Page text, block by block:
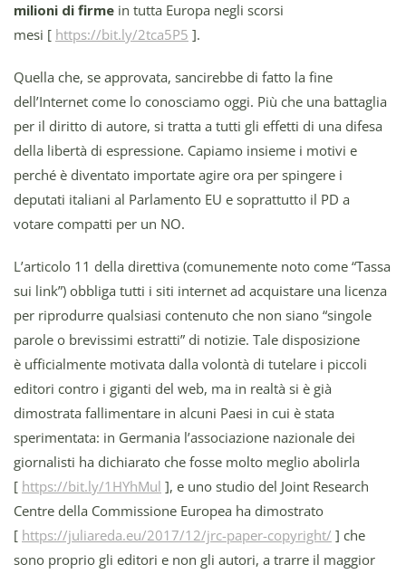
milioni di firme in tutta Europa negli scorsi
mesi [ https://bit.ly/2tca5P5 ].
Quella che, se approvata, sancirebbe di fatto la fine
dell’Internet come lo conosciamo oggi. Più che una battaglia
per il diritto di autore, si tratta a tutti gli effetti di una difesa
della libertà di espressione. Capiamo insieme i motivi e
perché è diventato importate agire ora per spingere i
deputati italiani al Parlamento EU e soprattutto il PD a
votare compatti per un NO.
L’articolo 11 della direttiva (comunemente noto come “Tassa
sui link”) obbliga tutti i siti internet ad acquistare una licenza
per riprodurre qualsiasi contenuto che non siano “singole
parole o brevissimi estratti” di notizie. Tale disposizione
è ufficialmente motivata dalla volontà di tutelare i piccoli
editori contro i giganti del web, ma in realtà si è già
dimostrata fallimentare in alcuni Paesi in cui è stata
sperimentata: in Germania l’associazione nazionale dei
giornalisti ha dichiarato che fosse molto meglio abolirla
[ https://bit.ly/1HYhMul ], e uno studio del Joint Research
Centre della Commissione Europea ha dimostrato
[ https://juliareda.eu/2017/12/jrc-paper-copyright/ ] che
sono proprio gli editori e non gli autori, a trarre il maggior